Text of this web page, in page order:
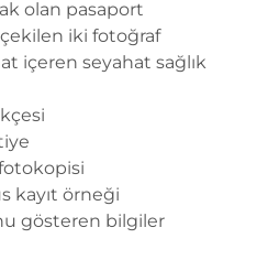
olan pasaport
iki fotoğraf
içeren seyahat sağlık
kayıt örneği
gösteren bilgiler